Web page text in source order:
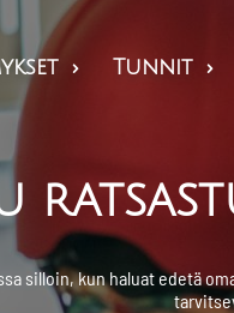
 Tunnit 
silloin, kun haluat edetä